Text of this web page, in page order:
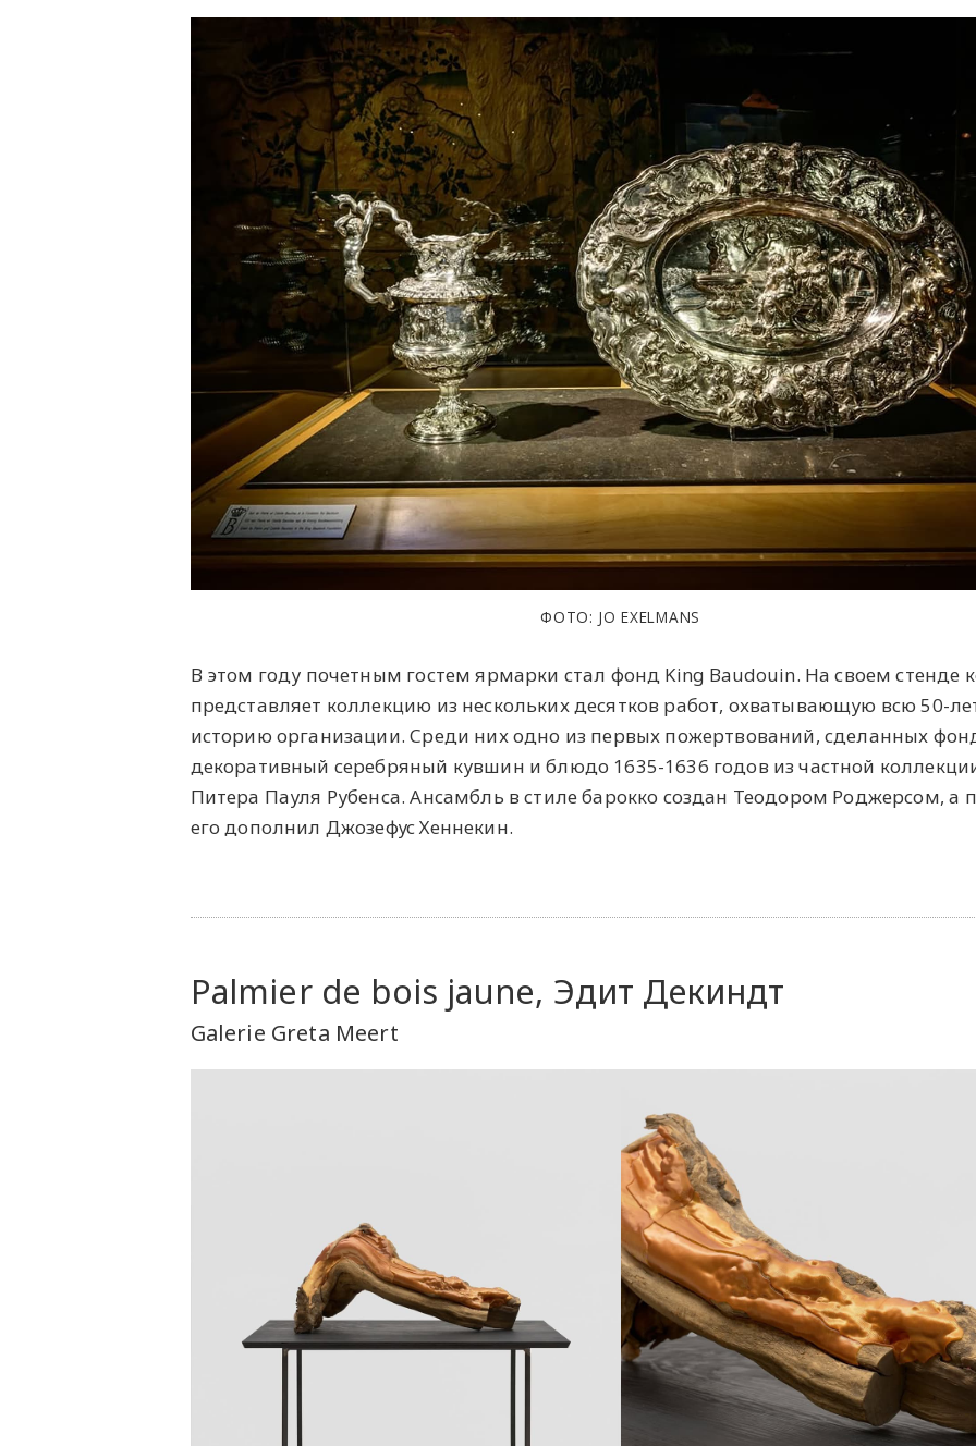
ФОТО: JO EXELMANS
В этом году почетным гостем ярмарки стал фонд King Baudouin. На своем стенде
представляет коллекцию из нескольких десятков работ, охватывающую всю 50-
историю организации. Среди них одно из первых пожертвований, сделанных
декоративный серебряный кувшин и блюдо 1635-1636 годов из частной
Питера Пауля Рубенса. Ансамбль в стиле барокко создан Теодором Роджерсом, а
его дополнил Джозефус Хеннекин.
Palmier de bois jaune, Эдит Декиндт
Galerie Greta Meert